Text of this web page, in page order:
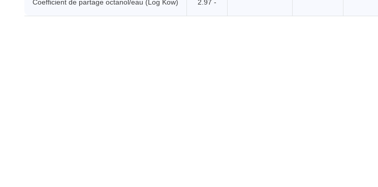
Coefficient de partage octanol/eau (Log Kow) 2.97 -